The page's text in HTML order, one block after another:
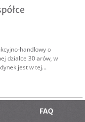
handlowy o
działce 30 arów, w
jest w tej...
budynek handlowy
FAQ